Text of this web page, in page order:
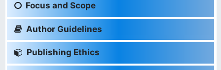
Focus and Scope
Author Guidelines
Publishing Ethics